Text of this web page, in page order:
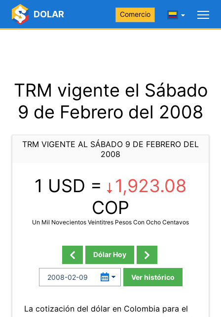
DOLAR Comercio
TRM vigente el Sábado
9 de Febrero del 2008
TRM VIGENTE AL SÁBADO 9 DE FEBRERO DEL
2008
1 USD =
1,923.08
COP
Un Mil Novecientos Veintitres Pesos Con Ocho Centavos
Dólar Hoy
Ver histórico
La cotización del dólar en Colombia para el